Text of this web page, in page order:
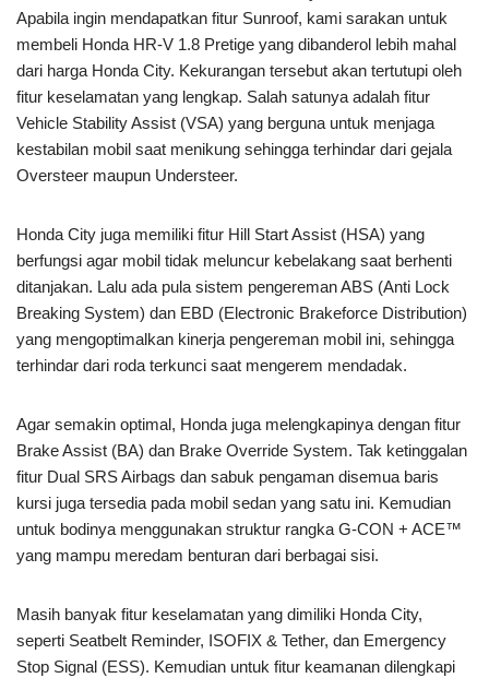
Apabila ingin mendapatkan fitur Sunroof, kami sarakan untuk
membeli Honda HR-V 1.8 Pretige yang dibanderol lebih mahal
dari harga Honda City. Kekurangan tersebut akan tertutupi oleh
fitur keselamatan yang lengkap. Salah satunya adalah fitur
Vehicle Stability Assist (VSA) yang berguna untuk menjaga
kestabilan mobil saat menikung sehingga terhindar dari gejala
Oversteer maupun Understeer.
Honda City juga memiliki fitur Hill Start Assist (HSA) yang
berfungsi agar mobil tidak meluncur kebelakang saat berhenti
ditanjakan. Lalu ada pula sistem pengereman ABS (Anti Lock
Breaking System) dan EBD (Electronic Brakeforce Distribution)
yang mengoptimalkan kinerja pengereman mobil ini, sehingga
terhindar dari roda terkunci saat mengerem mendadak.
Agar semakin optimal, Honda juga melengkapinya dengan fitur
Brake Assist (BA) dan Brake Override System. Tak ketinggalan
fitur Dual SRS Airbags dan sabuk pengaman disemua baris
kursi juga tersedia pada mobil sedan yang satu ini. Kemudian
untuk bodinya menggunakan struktur rangka G-CON + ACE™
yang mampu meredam benturan dari berbagai sisi.
Masih banyak fitur keselamatan yang dimiliki Honda City,
seperti Seatbelt Reminder, ISOFIX & Tether, dan Emergency
Stop Signal (ESS). Kemudian untuk fitur keamanan dilengkapi